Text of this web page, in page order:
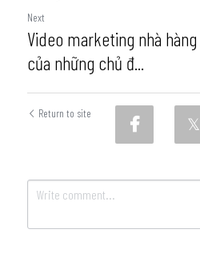
Next
Video marketing nhà
của những chủ đ...
Return to site